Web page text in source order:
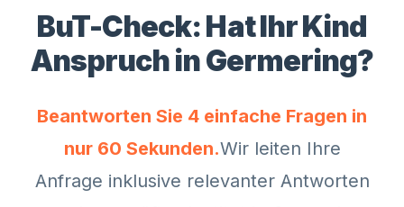
BuT-Check: Hat Ihr Kind
Anspruch inGermering?
Beantworten Sie 4 einfache Fragen in
nur 60 Sekunden.Wir leiten Ihre
Anfrage inklusive relevanter Antworten